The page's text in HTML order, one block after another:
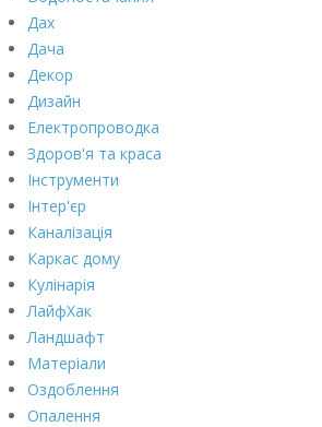
Дах
Дача
Декор
Дизайн
Електропроводка
Здоров'я та краса
Інструменти
Інтер'єр
Каналізація
Каркас дому
Кулінарія
ЛайфХак
Ландшафт
Матеріали
Оздоблення
Опалення